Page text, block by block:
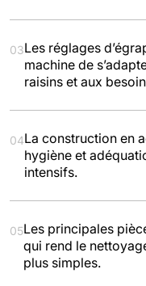
03Les réglages
machine de
raisins et aux
04La construction en
hygiène et
intensifs.
05Les principales
qui rend le
plus simples.